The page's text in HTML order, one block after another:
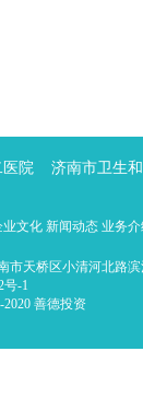
医院 济南市卫生
业文化 新闻动态 业务介
市天桥区小清河北路滨
号-1
2020 善德投资